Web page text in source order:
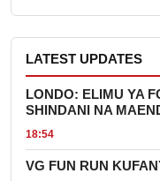
LATEST UPDATES
LONDO: ELIMU YA
SHINDANI NA
18:54
VG FUN RUN